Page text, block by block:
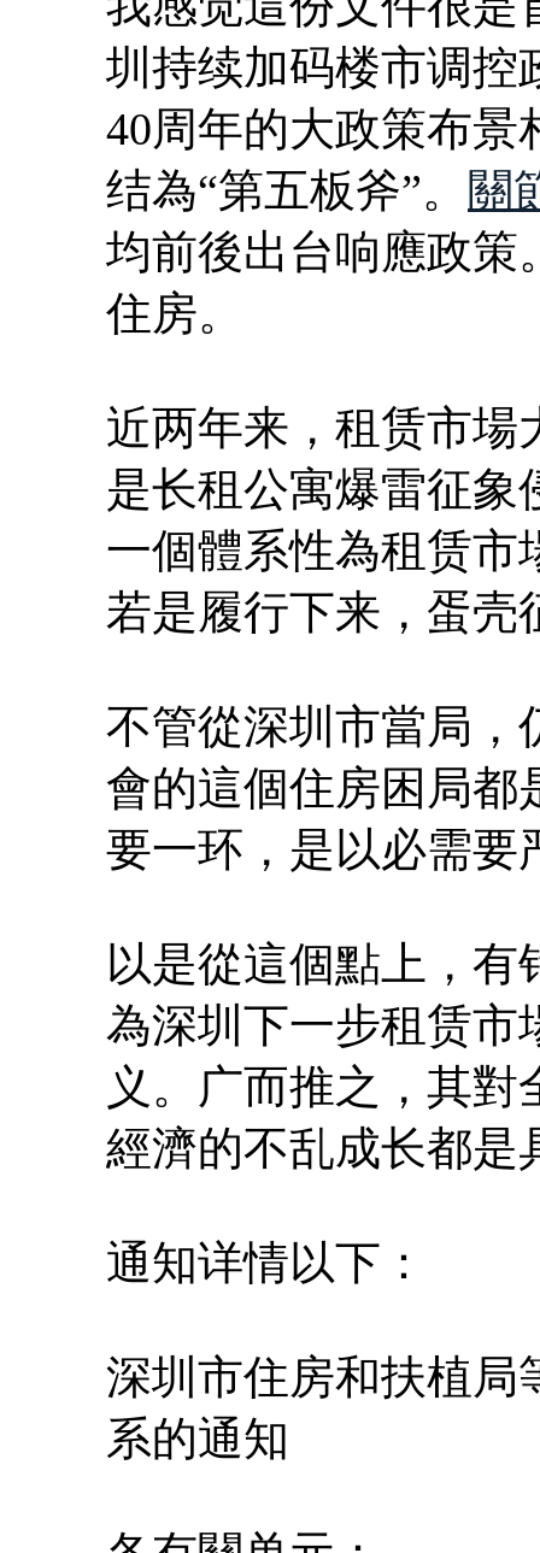
圳持续加码楼市调控
40周年的大政策布
结為“第五板斧”。 關
均前後出台响應政策
住房。
近两年来，租赁市場
是长租公寓爆雷征象
一個體系性為租赁市
若是履行下来，蛋壳
不管從深圳市當局，
會的這個住房困局都
要一环，是以必需要
以是從這個點上，有
為深圳下一步租赁市
义。广而推之，其
經濟的不乱成长都是
通知详情以下：
深圳市住房和扶植局
系的通知